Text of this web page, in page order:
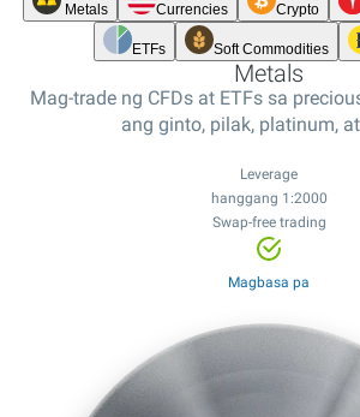
Metals Currencies Crypto
ETFs Soft Commodities
Metals
Mag-trade ng CFDs at ETFs sa
ang ginto, pilak, platinum,
Leverage
hanggang 1:2000
Swap-free trading
Magbasa pa
Leverage
hanggang 1:2000
Leverage
24/7 trading
Leverage
12,000+
Leverage
Mababang spread
Mababang spread
Leverage
Mababang spread
Mababang spread